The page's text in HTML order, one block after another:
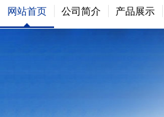
网站首页 公司简介 产品展示